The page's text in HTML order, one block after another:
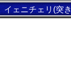
イェニチェリ(突